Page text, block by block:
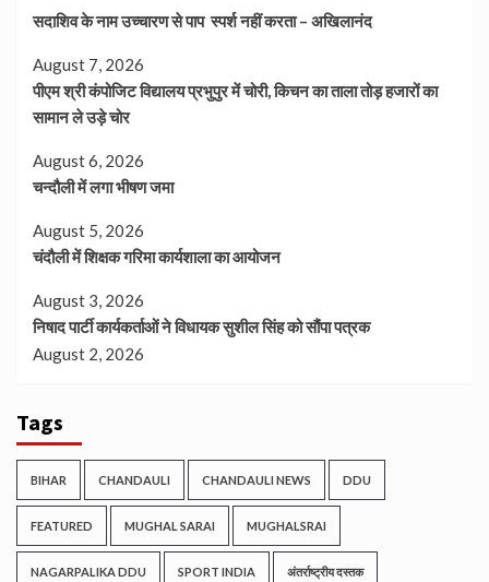
सदाशिव के नाम उच्चारण से पाप स्पर्श नहीं करता – अखिलानंद
August 7, 2026
पीएम श्री कंपोजिट विद्यालय प्रभुपुर में चोरी, किचन का ताला तोड़ हजारों का
सामान ले उड़े चोर
August 6, 2026
चन्दौली में लगा भीषण जमा
August 5, 2026
चंदौली में शिक्षक गरिमा कार्यशाला का आयोजन
August 3, 2026
निषाद पार्टी कार्यकर्ताओं ने विधायक सुशील सिंह को सौंपा पत्रक
August 2, 2026
Tags
BIHAR CHANDAULI CHANDAULI NEWS DDU
FEATURED MUGHAL SARAI MUGHALSRAI
NAGARPALIKA DDU SPORT INDIA अंतर्राष्ट्रीय दस्तक